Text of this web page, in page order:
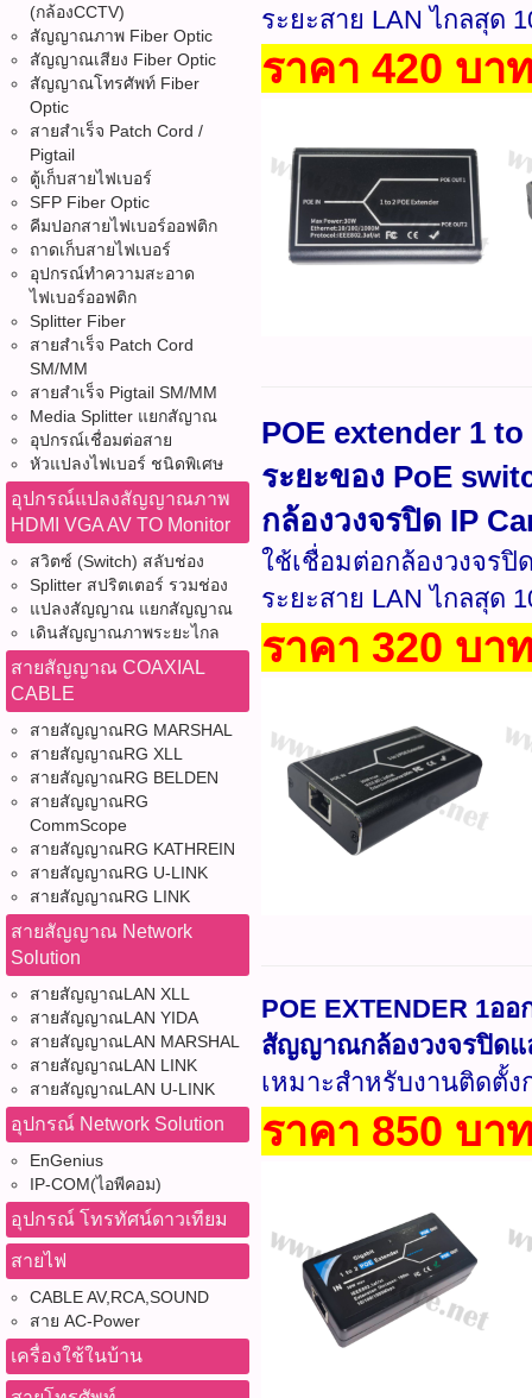
(กล้องCCTV)
สัญญาณภาพ Fiber Optic
สัญญาณเสียง Fiber Optic
สัญญาณโทรศัพท์ Fiber
Optic
สายสำเร็จ Patch Cord /
Pigtail
ตู้เก็บสายไฟเบอร์
SFP Fiber Optic
คีมปอกสายไฟเบอร์ออฟติก
ถาดเก็บสายไฟเบอร์
อุปกรณ์ทำความสะอาด
ไฟเบอร์ออฟติก
Splitter Fiber
สายสำเร็จ Patch Cord
SM/MM
สายสำเร็จ Pigtail SM/MM
Media Splitter แยกสัญาณ
อุปกรณ์เชื่อมต่อสาย
หัวแปลงไฟเบอร์ ชนิดพิเศษ
อุปกรณ์แปลงสัญญาณภาพ
HDMI VGA AV TO Monitor
สวิตซ์ (Switch) สลับช่อง
Splitter สปริตเตอร์ รวมช่อง
แปลงสัญญาณ แยกสัญญาณ
เดินสัญญาณภาพระยะไกล
สายสัญญาณ COAXIAL
CABLE
สายสัญญาณRG MARSHAL
สายสัญญาณRG XLL
สายสัญญาณRG BELDEN
สายสัญญาณRG
CommScope
สายสัญญาณRG KATHREIN
สายสัญญาณRG U-LINK
สายสัญญาณRG LINK
สายสัญญาณ Network
Solution
สายสัญญาณLAN XLL
สายสัญญาณLAN YIDA
สายสัญญาณLAN MARSHAL
สายสัญญาณLAN LINK
สายสัญญาณLAN U-LINK
อุปกรณ์ Network Solution
EnGenius
IP-COM(ไอพีคอม)
อุปกรณ์ โทรทัศน์ดาวเทียม
สายไฟ
CABLE AV,RCA,SOUND
สาย AC-Power
เครื่องใช้ในบ้าน
ระยะสาย LAN ไกลสุด
ราคา 420 บา
POE extender 1
ระยะของ PoE
กล้องวงจรปิด IP
ใช้เชื่อมต่อกล้องวงจรปิ
ระยะสาย LAN ไกลสุด
ราคา 320 บา
POE EXTENDER 1อ
สัญญาณกล้องวงจรปิดแ
เหมาะสำหรับงานติดตั้
ราคา 850 บา